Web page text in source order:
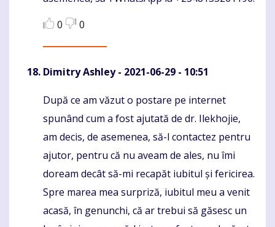
0
0
Dimitry Ashley- 2021-06-29 - 10:51
Komentaras
După ce am văzut o postare pe internet
spunând cum a fost ajutată de dr. Ilekhojie,
am decis, de asemenea, să-l contactez pentru
ajutor, pentru că nu aveam de ales, nu îmi
doream decât să-mi recapăt iubitul și fericirea.
Spre marea mea surpriză, iubitul meu a venit
acasă, în genunchi, că ar trebui să găsesc un